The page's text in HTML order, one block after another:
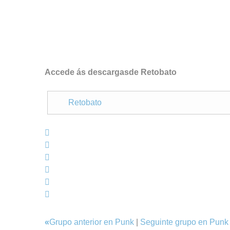
Accede ás descargasde Retobato
Retobato
«Grupo anterior en Punk Seguinte grupo en Punk